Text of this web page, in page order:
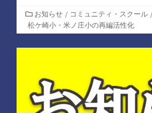
カ
テ
ゴ
リ
お知らせ / コミュニティ・スクール /
松ケ崎小・米ノ庄小の再編活性化